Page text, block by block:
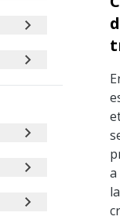
a
la